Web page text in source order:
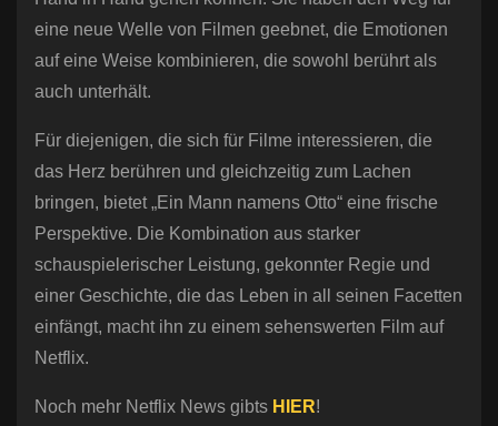
eine neue Welle von Filmen geebnet, die Emotionen
auf eine Weise kombinieren, die sowohl berührt als
auch unterhält.
Für diejenigen, die sich für Filme interessieren, die
das Herz berühren und gleichzeitig zum Lachen
bringen, bietet „Ein Mann namens Otto“ eine frische
Perspektive. Die Kombination aus starker
schauspielerischer Leistung, gekonnter Regie und
einer Geschichte, die das Leben in all seinen Facetten
einfängt, macht ihn zu einem sehenswerten Film auf
Netflix.
Noch mehr Netflix News gibts HIER!